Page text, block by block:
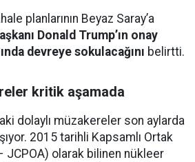
planlarının Beyaz Saray’a
Donald Trump’ın onay
devreye sokulacağını belirtti.
kritik aşamada
dolaylı müzakereler son aylarda
2015 tarihli Kapsamlı Ortak
JCPOA) olarak bilinen nükleer